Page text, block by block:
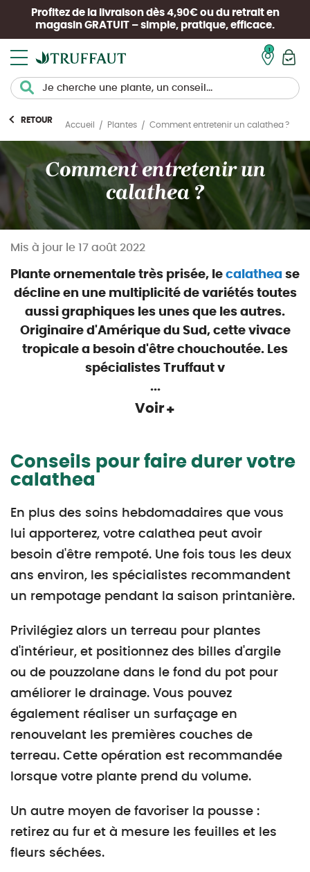
Profitez de la livraison dès 4,90€ ou du retrait en
magasin GRATUIT – simple, pratique, efficace.
RETOUR
Accueil Plantes Comment entretenir un calathea ?
Comment entretenir un
calathea ?
Mis à jour le 17 août 2022
Plante ornementale très prisée, le calathea se
décline en une multiplicité de variétés toutes
aussi graphiques les unes que les autres.
Originaire d'Amérique du Sud, cette vivace
tropicale a besoin d'être chouchoutée. Les
spécialistes Truffaut v
...
Voir
Conseils pour faire durer votre
calathea
En plus des soins hebdomadaires que vous
lui apporterez, votre calathea peut avoir
besoin d'être rempoté. Une fois tous les deux
ans environ, les spécialistes recommandent
un rempotage pendant la saison printanière.
Privilégiez alors un terreau pour plantes
d'intérieur, et positionnez des billes d'argile
ou de pouzzolane dans le fond du pot pour
améliorer le drainage. Vous pouvez
également réaliser un surfaçage en
renouvelant les premières couches de
terreau. Cette opération est recommandée
lorsque votre plante prend du volume.
Un autre moyen de favoriser la pousse :
retirez au fur et à mesure les feuilles et les
fleurs séchées.